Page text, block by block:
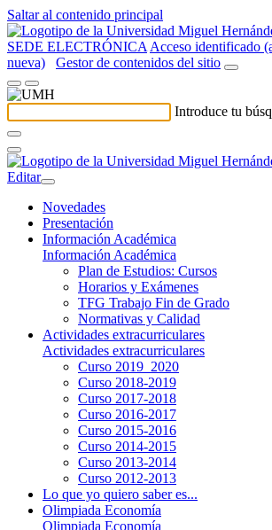
Saltar al contenido principal
SEDE ELECTRÓNICA Acceso identificado
nueva)
Gestor de contenidos del sitio
Introduce tu
Editar
Novedades
Presentación
Información Académica
Información Académica
Plan de Estudios: Cursos
Horarios y Exámenes
TFG Trabajo Fin de Grado
Normativas y Calidad
Actividades extracurriculares
Actividades extracurriculares
Curso 2019_2020
Curso 2018-2019
Curso 2017-2018
Curso 2016-2017
Curso 2015-2016
Curso 2014-2015
Curso 2013-2014
Curso 2012-2013
Lo que yo quiero saber es...
Olimpiada Economía
Olimpiada Economía